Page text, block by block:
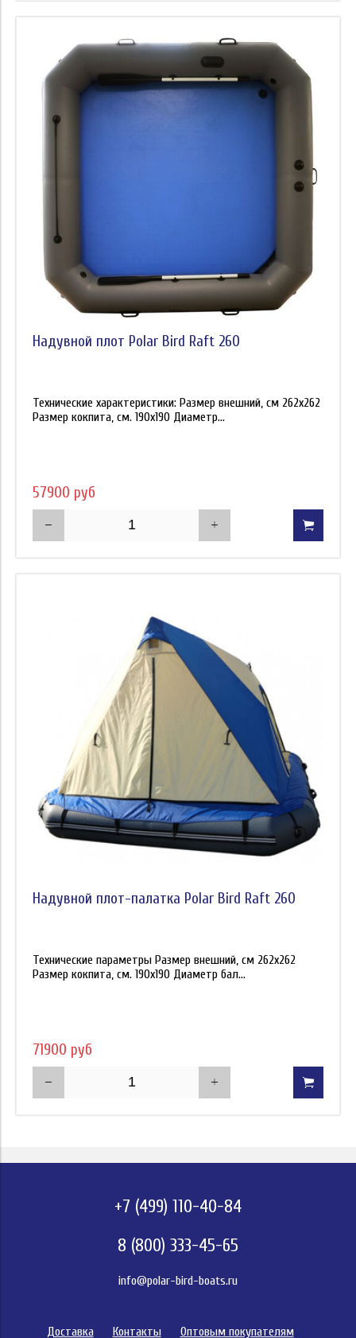
Надувной плот Polar Bird Raft 260
Технические характеристики: Размер внешний, см 262х262
Размер кокпита, см. 190х190 Диаметр...
57900 руб
Надувной плот-палатка Polar Bird Raft 260
Технические параметры Размер внешний, см 262х262
Размер кокпита, см. 190х190 Диаметр бал...
71900 руб
+7 (499) 110-40-84
8 (800) 333-45-65
info@polar-bird-boats.ru
Доставка Контакты Оптовым покупателям